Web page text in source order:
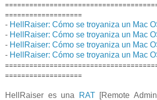
===================
- HellRaiser: Cómo se troyaniza un Mac
- HellRaiser: Cómo se troyaniza un Mac
- HellRaiser: Cómo se troyaniza un Mac
- HellRaiser: Cómo se troyaniza un Mac
===================
HellRaiser es una RAT[Remote